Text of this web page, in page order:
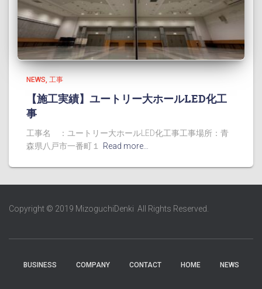
NEWS 工事
【施工実績】ユートリー大ホールLED化工
事
工事名 ：ユートリー大ホールLED化工事工事場所：青
森県八戸市一番町１ Read more…
Copyright © 2019 MizoguchiDenki All Rights Reserved.
BUSINESS COMPANY CONTACT HOME NEWS